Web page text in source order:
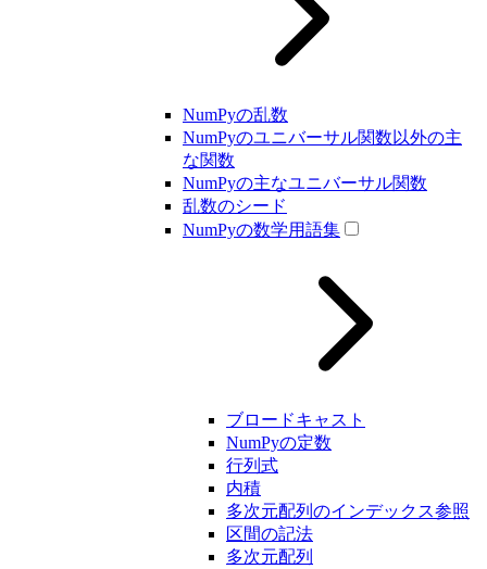
NumPyの乱数
NumPyのユニバーサル関数以外の主
な関数
NumPyの主なユニバーサル関数
乱数のシード
NumPyの数学用語集
ブロードキャスト
NumPyの定数
行列式
内積
多次元配列のインデックス参照
区間の記法
多次元配列